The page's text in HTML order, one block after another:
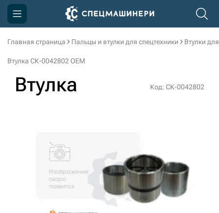
Главная страница Пальцы и втулки для спецтехники Втулки
Втулка СК-0042802 OEM
Втулка Код: СК-0042802
Компания
Доставка и оплата
3D тур по производству
3D тур по складам
sksale@skdst.ru